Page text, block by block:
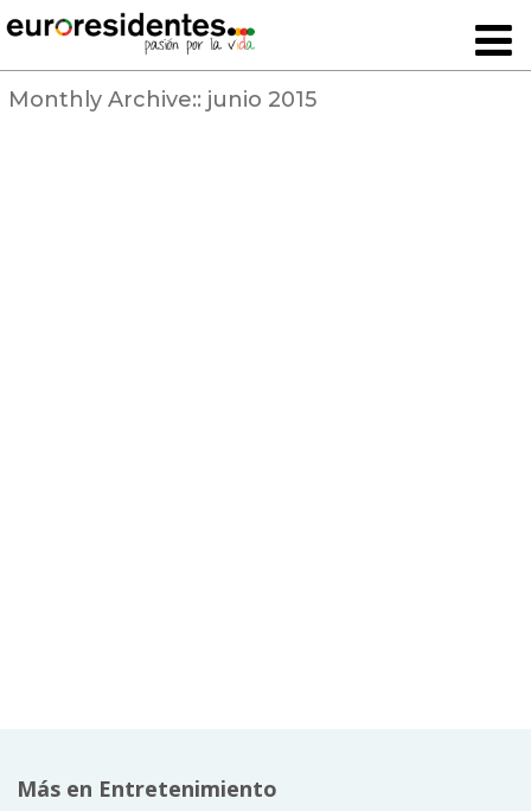
Monthly Archive:: junio 2015
Más en Entretenimiento